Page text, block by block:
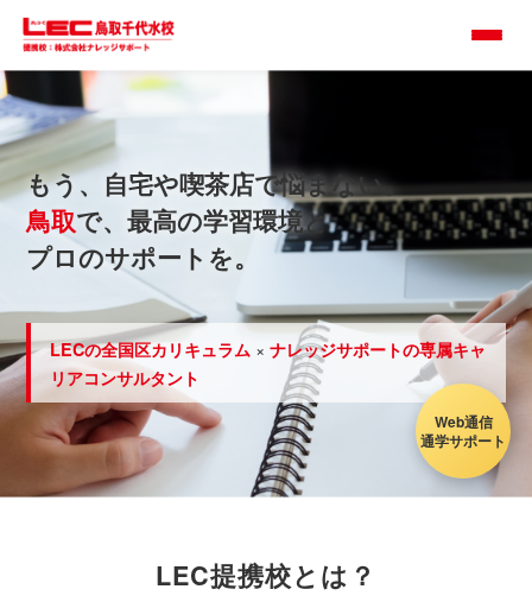
TOP
当校について
講座一覧
受講相談申込フォーム
ナレッジサポート
もう、自宅や喫茶店で悩まない。
鳥取で、最高の学習環境と
プロのサポートを。
LECの全国区カリキュラム ×ナレッジサポートの専属キャ
リアコンサルタント
Web通信
通学サポート
LEC提携校とは？